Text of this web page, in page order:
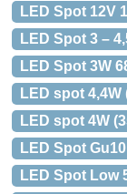
LED Spot 12V
LED Spot 3 –
LED Spot 3W
LED spot
LED spot 4W
LED Spot
LED Spot Low